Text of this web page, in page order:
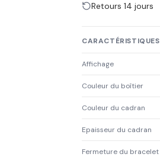
Retours 14 jours
CARACTÉRISTIQUES
Affichage
Couleur du boîtier
Couleur du cadran
Epaisseur du cadran
Fermeture du bracelet